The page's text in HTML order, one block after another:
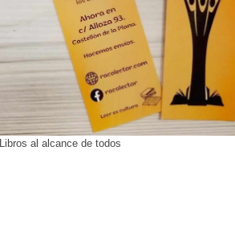
Libros al alcance de todos